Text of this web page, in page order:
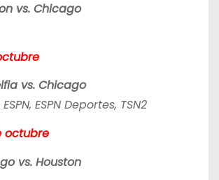
vs. Chicago
vs. Chicago
ESPN Deportes, TSN2
octubre
vs. Houston